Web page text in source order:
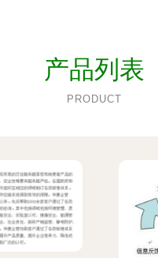
产品列表
PRODUCT